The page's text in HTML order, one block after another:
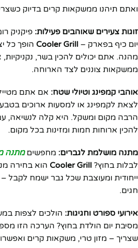
ואתם תיהנו ממשקאות קרים בדיוק
זוגות צעירים שאוהבים פעילות: פיקניק
יום כיף בפארק – Cooler Grill הופך כל
מהנה. אתם יכולים להכין בשר,
ממשקאות צוננים לצד הארוחה.
אוהבי קמפינג וטיולי שטח: אם אתם
לצאת לקמפינג או למסעות ארוכים
הרבה מקום ומשקל. היא קלה לנשיאה,
להכין ארוחות חמות ומזינות בכל מקום.
מתנה מושלמת לגברים: מחפשיםמתנה
לבלות בחוץ? Cooler Grill הוא בחירה
ייחודית ומעוצבת שכל גבר ישמח לקבל
חגים.
אירועי ספורט וחגיגות: הולכים לצפות
מסיבת יום הולדת בחוץ? הערכה הזו
שצריך – מזון טרי, משקאות קרים